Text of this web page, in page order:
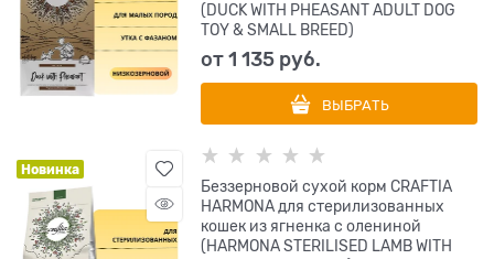
(DUCK WITH PHEASANT ADULT DOG
TOY & SMALL BREED)
от1 135 руб.
ВЫБРАТЬ
Новинка
Беззерновой сухой корм CRAFTIA
HARMONA для стерилизованных
кошек из ягненка с олениной
(HARMONA STERILISED LAMB WITH